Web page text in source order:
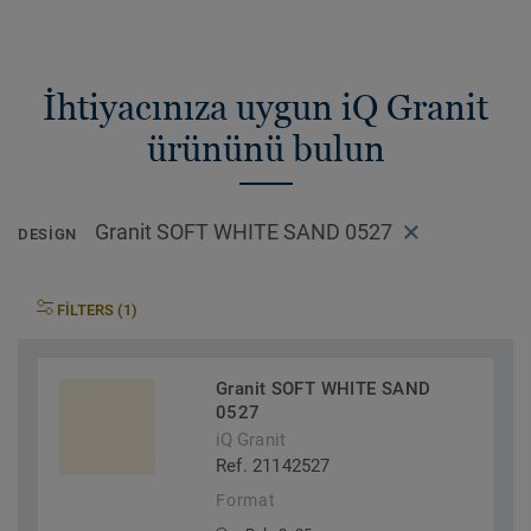
İhtiyacınıza uygun iQ Granit
ürününü bulun
DESIGN Granit SOFT WHITE SAND 0527
FILTERS (1)
Granit SOFT WHITE SAND
0527
iQ Granit
Ref. 21142527
Format